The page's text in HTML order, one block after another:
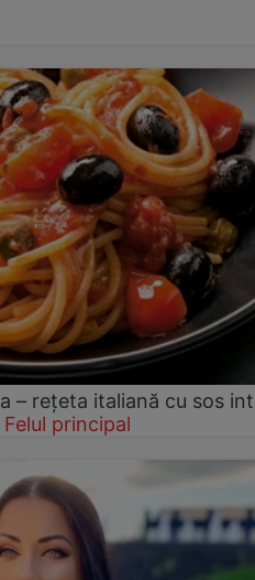
– rețeta italiană cu sos
Felul principal